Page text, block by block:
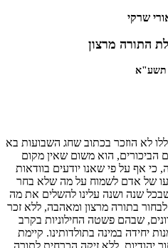
שרקי
התורה מרצון
תשע"א
לא הוזכר בכתוב שחג השבועות בא
הביכורים, הוא משום שאין מקום
אף על פי שאנו יודעים בוודאות
של אדם לשמוח על מה שלא בחר
שבכל שנה ושנה עלינו להשלים את מה
בתורה מרצון ומאהבה, ללא זכר
שבהם פשטה החילוניות בקרב
יחידה במינה בתולדותינו. קיימת
יהודיות, ללא זיקה הכרחית לתורה